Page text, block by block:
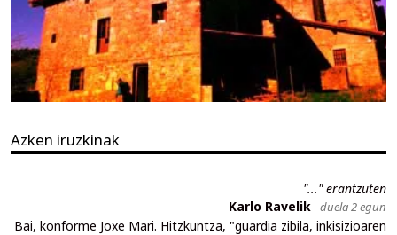
Azken iruzkinak
"..." erantzuten
Karlo Ravelik duela 2 egun
Bai, konforme Joxe Mari. Hitzkuntza, "guardia zibila, inkisizioaren